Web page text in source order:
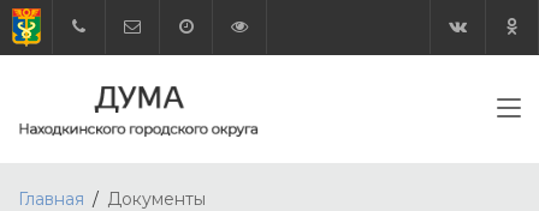
Главная Документы